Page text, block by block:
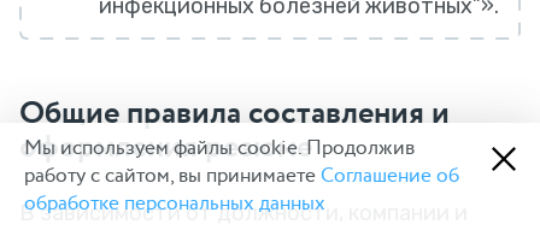
инфекционных болезней животных”».
Общие правила составления и
оформления резюме
В зависимости от должности, компании и
Мы используем файлы cookie. Продолжив
работу с сайтом, вы принимаетеСоглашение об
обработке персональных данных